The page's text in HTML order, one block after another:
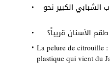
الكبير نحو
الأسنان قريباً؟
La pelure de citrouille :
plastique qui vient du